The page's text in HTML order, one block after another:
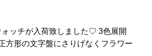
ッチが入荷致しました♡ 3色展開
方形の文字盤にさりげなくフラワー